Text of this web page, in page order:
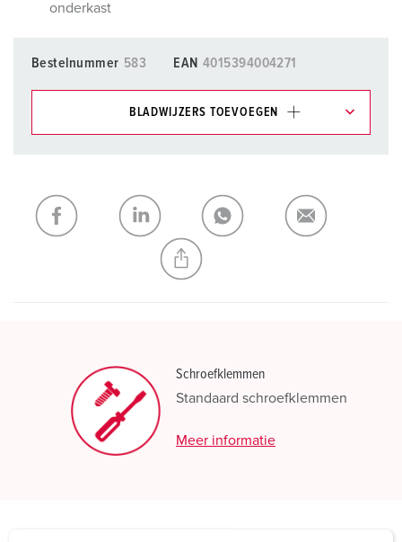
onderkast
Bestelnummer 583 EAN 4015394004271
BLADWIJZERS TOEVOEGEN
Mijn lijst TOEVOEGEN
NIEUW LIJST MAKEN
Schroefklemmen
Standaard schroefklemmen
Meer informatie